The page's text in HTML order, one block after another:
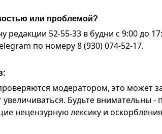
или проблемой?
52-55-33 в будни с 9:00 до
по номеру 8 (930) 074-52-17.
модератором, это может
Будьте внимательны
нецензурную лексику и